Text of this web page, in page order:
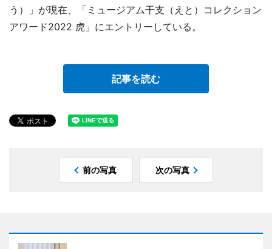
う）」が現在、「ミュージアム干支（えと）コレクション
アワード2022 虎」にエントリーしている。
記事を読む
前の写真 次の写真